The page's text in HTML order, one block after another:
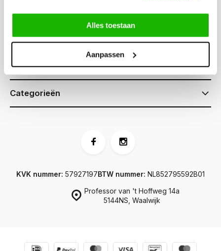
Alles toestaan
Aanpassen
Klantenservice
Informatie
Categorieën
Professor van 't Hoffweg 14a
5144NS, Waalwijk
KVK nummer: 57927197BTW nummer: NL852795592B01